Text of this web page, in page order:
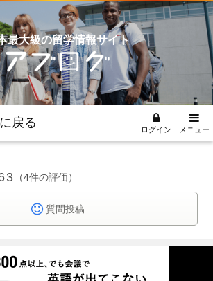
最大級の留学情報サイト
戻る ログイン メニュー
4件の評価
質問投稿